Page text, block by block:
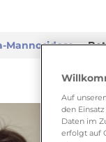
Mannosidose
Auf
den
Daten im
erfolgt auf